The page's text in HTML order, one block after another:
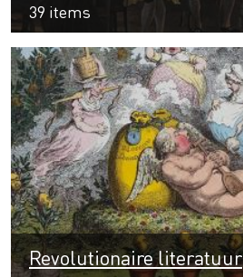
39 items
Revolutionaire literatuur